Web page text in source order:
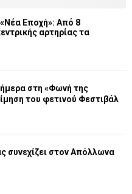
Εποχή»: Από 8
αρτηρίας τα
στη «Φωνή της
του φετινού Φεστιβάλ
συνεχίζει στον Απόλλωνα